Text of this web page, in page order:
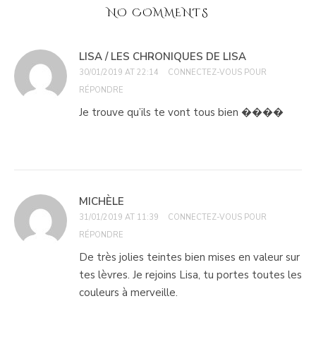
NO COMMENTS
LISA / LES CHRONIQUES DE LISA
30/01/2019 AT 22:14
CONNECTEZ-VOUS POUR
RÉPONDRE
Je trouve qu’ils te vont tous bien ����
MICHÈLE
31/01/2019 AT 11:39
CONNECTEZ-VOUS POUR
RÉPONDRE
De très jolies teintes bien mises en valeur sur
tes lèvres. Je rejoins Lisa, tu portes toutes les
couleurs à merveille.